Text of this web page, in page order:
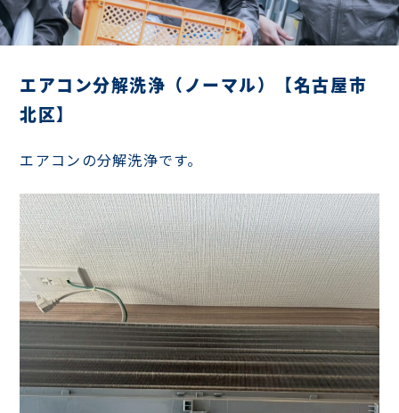
エアコン分解洗浄（ノーマル）【名古屋市
北区】
エアコンの分解洗浄です。